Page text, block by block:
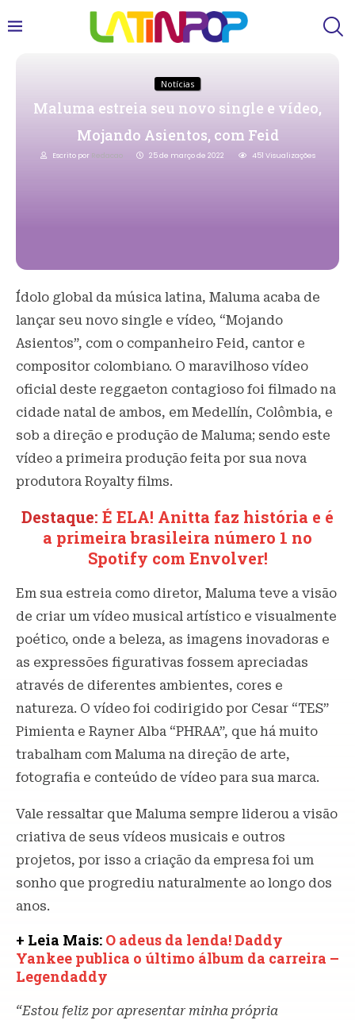
Notícias
Maluma estreia seu novo single e vídeo,
Mojando Asientos, com Feid
Escrito por Redacao 25 de março de 2022 451 Visualizações
Ídolo global da música latina, Maluma acaba de
lançar seu novo single e vídeo, “Mojando
Asientos”, com o companheiro Feid, cantor e
compositor colombiano. O maravilhoso vídeo
oficial deste reggaeton contagioso foi filmado na
cidade natal de ambos, em Medellín, Colômbia, e
sob a direção e produção de Maluma; sendo este
vídeo a primeira produção feita por sua nova
produtora Royalty films.
Destaque: É ELA! Anitta faz história e é
a primeira brasileira número 1 no
Spotify com Envolver!
Em sua estreia como diretor, Maluma teve a visão
de criar um vídeo musical artístico e visualmente
poético, onde a beleza, as imagens inovadoras e
as expressões figurativas fossem apreciadas
através de diferentes ambientes, cores e
natureza. O vídeo foi codirigido por Cesar “TES”
Pimienta e Rayner Alba “PHRAA”, que há muito
trabalham com Maluma na direção de arte,
fotografia e conteúdo de vídeo para sua marca.
Vale ressaltar que Maluma sempre liderou a visão
criativa de seus vídeos musicais e outros
projetos, por isso a criação da empresa foi um
sonho que progrediu naturalmente ao longo dos
anos.
+ Leia Mais: O adeus da lenda! Daddy
Yankee publica o último álbum da carreira –
Legendaddy
“Estou feliz por apresentar minha própria